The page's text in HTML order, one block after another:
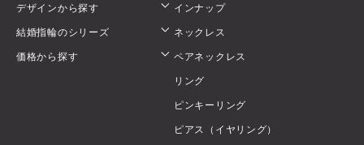
デザインから探す
結婚指輪のシリーズ
価格から探す
インナップ
ネックレス
ペアネックレス
リング
ピンキーリング
ピアス（イヤリング）